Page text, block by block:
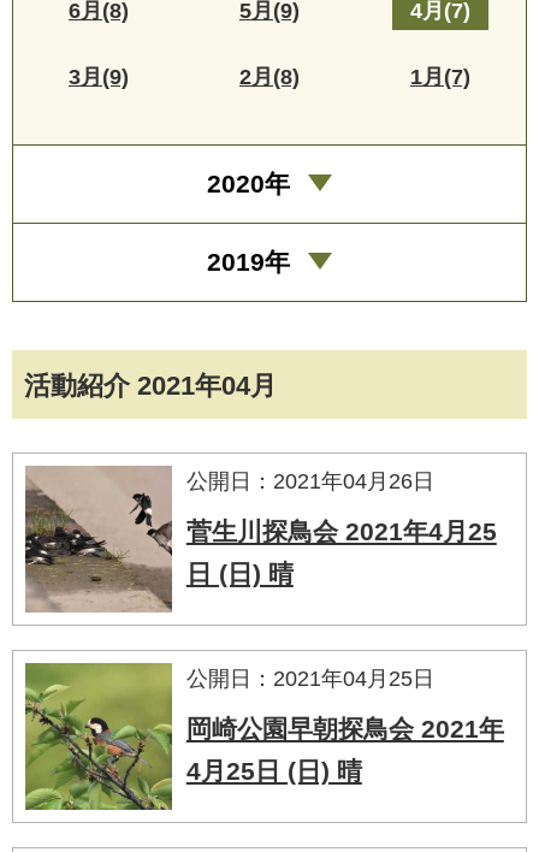
活動紹介 2021年04月
公開日：2021年04月26日
菅生川探鳥会 2021年4月25
日 (日) 晴
公開日：2021年04月25日
岡崎公園早朝探鳥会 2021年
4月25日 (日) 晴
6月(8) 5月(9) 4月(7)
3月(9) 2月(8) 1月(7)
2020年
2019年